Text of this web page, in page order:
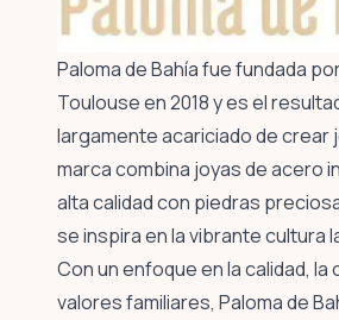
Paloma de Bahía fue fundada
Toulouse en 2018 y es el
largamente acariciado de crear
marca combina joyas de acero
alta calidad con piedras
se inspira en la vibrante cultura
Con un enfoque en la calidad, la
valores familiares, Paloma de